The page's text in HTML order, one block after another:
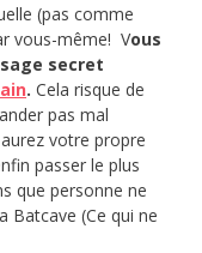
(pas comme
vous-même! Vous
secret
. Cela risque de
pas mal
votre propre
passer le plus
que personne ne
Batcave (Ce qui ne